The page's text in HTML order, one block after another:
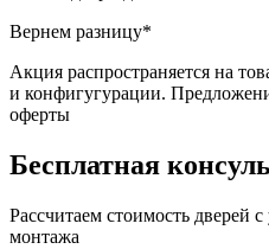
Вернем разницу*
Акция распространяется на
и конфигугурации.
оферты
Бесплатная
Рассчитаем стоимость дверей с
монтажа